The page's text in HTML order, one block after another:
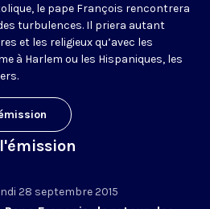
le pape François rencontrera
turbulences. Il priera autant
et les religieux qu’avec les
à Harlem ou les Hispaniques, les
28 septembre 2015